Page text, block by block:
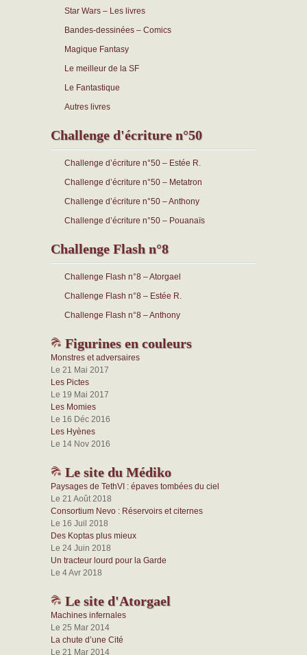
Star Wars – Les livres
Bandes-dessinées – Comics
Magique Fantasy
Le meilleur de la SF
Le Fantastique
Autres livres
Challenge d'écriture n°50
Challenge d’écriture n°50 – Estée R.
Challenge d’écriture n°50 – Metatron
Challenge d’écriture n°50 – Anthony
Challenge d’écriture n°50 – Pouanaïs
Challenge Flash n°8
Challenge Flash n°8 – Atorgael
Challenge Flash n°8 – Estée R.
Challenge Flash n°8 – Anthony
Figurines en couleurs
Monstres et adversaires
Le 21 Mai 2017
Les Pictes
Le 19 Mai 2017
Les Momies
Le 16 Déc 2016
Les Hyènes
Le 14 Nov 2016
Le site du Médiko
Paysages de TethVI : épaves tombées du ciel
Le 21 Août 2018
Consortium Nevo : Réservoirs et citernes
Le 16 Juil 2018
Des Koptas plus mieux
Le 24 Juin 2018
Un tracteur lourd pour la Garde
Le 4 Avr 2018
Le site d'Atorgael
Machines infernales
Le 25 Mar 2014
La chute d’une Cité
Le 21 Mar 2014